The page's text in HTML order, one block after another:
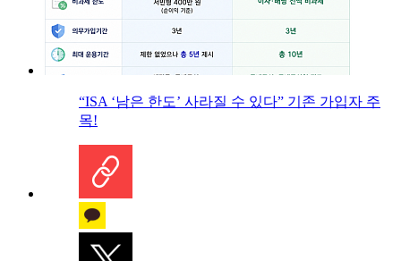
“ISA ‘남은 한도’ 사라질 수 있다” 기존 가입자 주
목!